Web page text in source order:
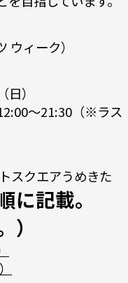
ウィーク）
）
〜21:30（※ラス
スクエアうめきた
記載。